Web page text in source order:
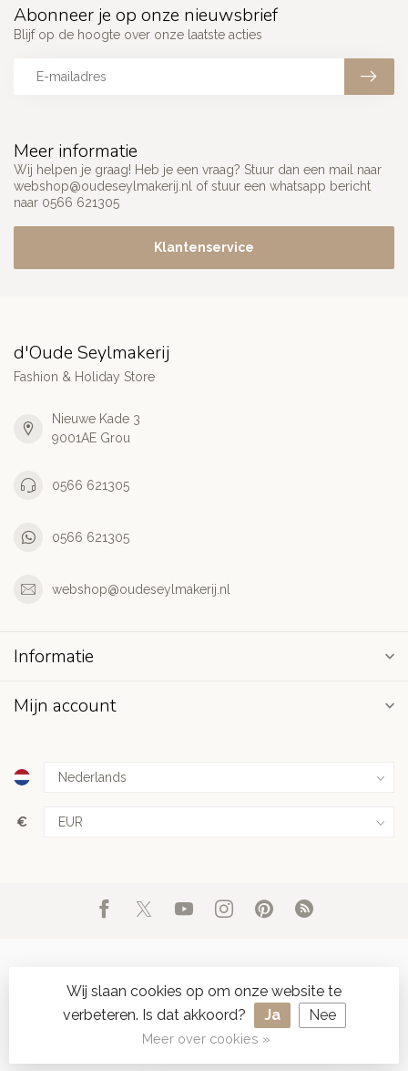
Meer informatie
Wij helpen je graag! Heb je een vraag? Stuur dan een mail naar
webshop@oudeseylmakerij.nl of stuur een whatsapp bericht
naar 0566 621305
Klantenservice
Abonneer je op onze nieuwsbrief
Blijf op de hoogte over onze laatste acties
d'Oude Seylmakerij
Fashion & Holiday Store
Nieuwe Kade 3
9001AE Grou
0566 621305
0566 621305
webshop@oudeseylmakerij.nl
Informatie
Mijn account
€
© Copyright 2026 d'Oude Seylmakerij- Powered by Lightspeed
Lightspeed design byDyvelopment
Wij slaan cookies op om onze website te
verbeteren. Is dat akkoord?
Ja Nee
Meer over cookies »
SPAAR ONLINE SEYLZEGELS